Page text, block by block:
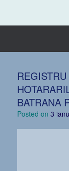
BATRANA
Posted on 3